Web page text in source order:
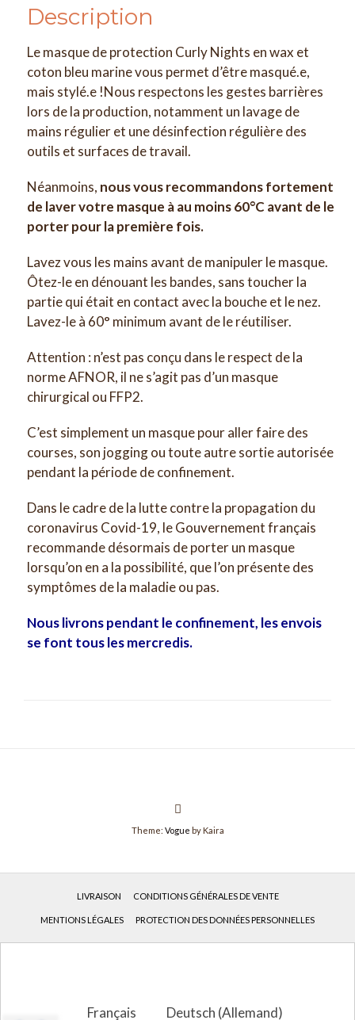
Description
Le masque de protection Curly Nights en wax et
coton bleu marine vous permet d’être masqué.e,
mais stylé.e !Nous respectons les gestes barrières
lors de la production, notamment un lavage de
mains régulier et une désinfection régulière des
outils et surfaces de travail.
Néanmoins, nous vous recommandons fortement
de laver votre masque à au moins 60°C avant de le
porter pour la première fois.
Lavez vous les mains avant de manipuler le masque.
Ôtez-le en dénouant les bandes, sans toucher la
partie qui était en contact avec la bouche et le nez.
Lavez-le à 60° minimum avant de le réutiliser.
Attention : n’est pas conçu dans le respect de la
norme AFNOR, il ne s’agit pas d’un masque
chirurgical ou FFP2.
C’est simplement un masque pour aller faire des
courses, son jogging ou toute autre sortie autorisée
pendant la période de confinement.
Dans le cadre de la lutte contre la propagation du
coronavirus Covid-19, le Gouvernement français
recommande désormais de porter un masque
lorsqu’on en a la possibilité, que l’on présente des
symptômes de la maladie ou pas.
Nous livrons pendant le confinement, les envois
se font tous les mercredis.
Theme: Vogue by Kaira
LIVRAISON CONDITIONS GÉNÉRALES DE VENTE
MENTIONS LÉGALES PROTECTION DES DONNÉES PERSONNELLES
Français Deutsch (Allemand)